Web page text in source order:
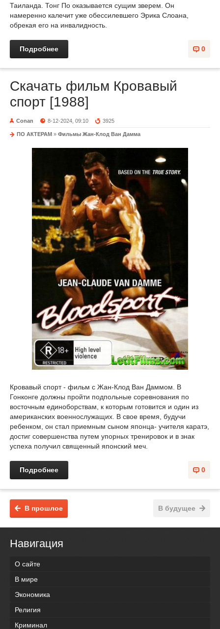
Таиланда. Тонг По оказывается сущим зверем. Он
намеренно калечит уже обессилевшего Эрика Слоана,
обрекая его на инвалидность.
0
Подробнее
Скачать фильм Кровавый
спорт [1988]
Conan 8-12-2024, 09:10 3925
ПО АКТЕРАМ » Фильмы Жан-Клод Ван Дамма
Кровавый спорт - фильм с Жан-Клод Ван Даммом. В
Гонконге должны пройти подпольные соревнования по
восточным единоборствам, к которым готовится и один из
американских военнослужащих. В свое время, будучи
ребенком, он стал приемным сыном японца- учителя каратэ,
достиг совершенства путем упорных тренировок и в знак
успеха получил священный японский меч.
0
Подробнее
В будущее
В прошлое
Навигация
О сайте
В мире
Экономика
Религия
Криминал